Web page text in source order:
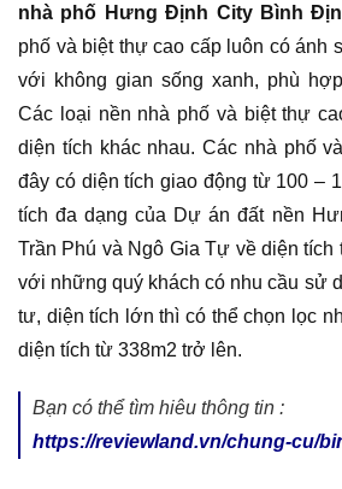
nhà phố Hưng Định City Bình
phố và biệt thự cao cấp luôn có ánh
với không gian sống xanh, phù
Các loại nền nhà phố và biệt thự
diện tích khác nhau. Các nhà phố
đây có diện tích giao động từ 100 –
tích đa dạng của Dự án đất nền
Trần Phú và Ngô Gia Tự về diện
với những quý khách có nhu cầu sử
tư, diện tích lớn thì có thể chọn lọc
diện tích từ 338m2 trở lên.
Bạn có thể tìm hiêu thông tin :
https://reviewland.vn/chung-cu/